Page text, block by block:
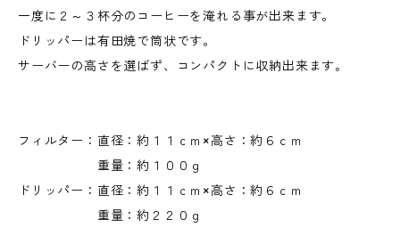
一度に２～３杯分のコーヒーを淹れる事が出来ます。
ドリッパーは有田焼で筒状です。
サーバーの高さを選ばず、コンパクトに収納出来ます。
フィルター：直径：約１１ｃｍ×高さ：約６ｃｍ
重量：約１００ｇ
ドリッパー：直径：約１１ｃｍ×高さ：約６ｃｍ
重量：約２２０ｇ